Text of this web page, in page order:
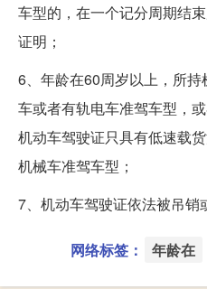
车型的，在一个记分周期结
证明；
6、年龄在60周岁以上，所
车或者有轨电车准驾车型，
机动车驾驶证只具有低速载
机械车准驾车型；
7、机动车驾驶证依法被吊销
网络标签： 年龄在